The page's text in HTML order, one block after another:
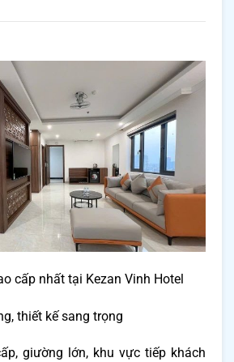
cấp nhất tại Kezan Vinh Hotel
thiết kế sang trọng
giường lớn, khu vực tiếp khách